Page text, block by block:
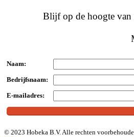
Blijf op de hoogte van
Naam:
Bedrijfsnaam:
E-mailadres:
© 2023 Hobeka B.V. Alle rechten